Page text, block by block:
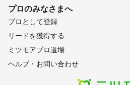
プロのみなさまへ
プロとして登録
リードを獲得する
ミツモアプロ道場
ヘルプ・お問い合わせ